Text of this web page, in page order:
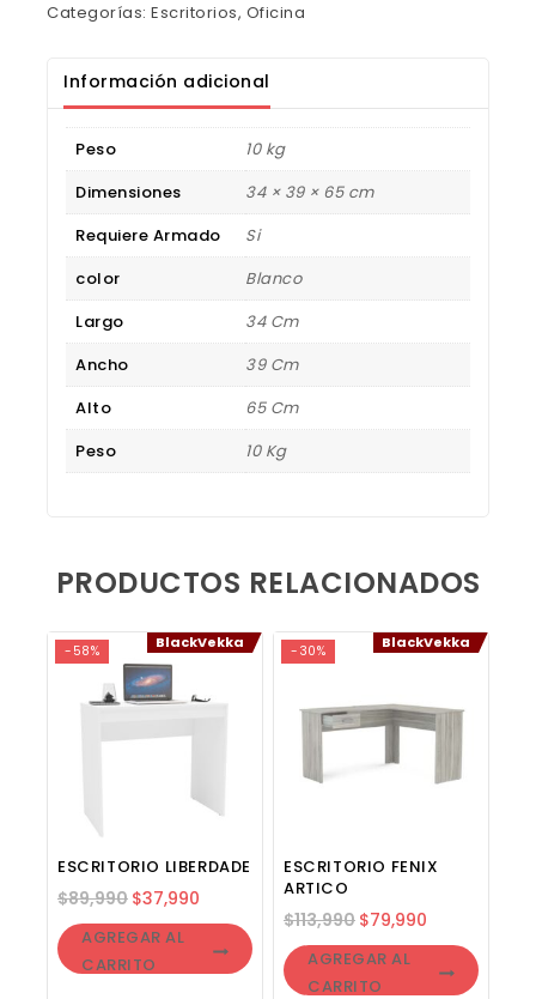
Categorías: Escritorios, Oficina
Información adicional
Peso
10 kg
Dimensiones
34 × 39 × 65 cm
Requiere Armado
Si
color
Blanco
Largo
34 Cm
Ancho
39 Cm
Alto
65 Cm
Peso
10 Kg
PRODUCTOS RELACIONADOS
-58% BlackVekka
ESCRITORIO LIBERDADE
$89,990 $37,990
AGREGAR AL
CARRITO
-30% BlackVekka
ESCRITORIO FENIX
ARTICO
$113,990 $79,990
AGREGAR AL
CARRITO